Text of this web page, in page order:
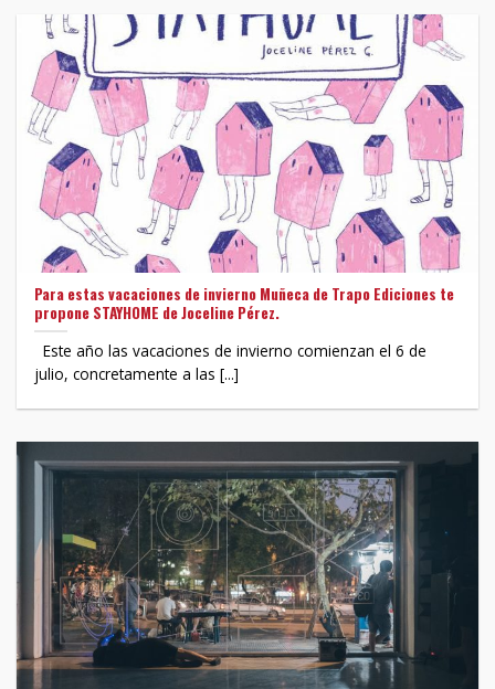
Para estas vacaciones de invierno Muñeca de Trapo Ediciones te
propone STAYHOME de Joceline Pérez.
Este año las vacaciones de invierno comienzan el 6 de
julio, concretamente a las [...]